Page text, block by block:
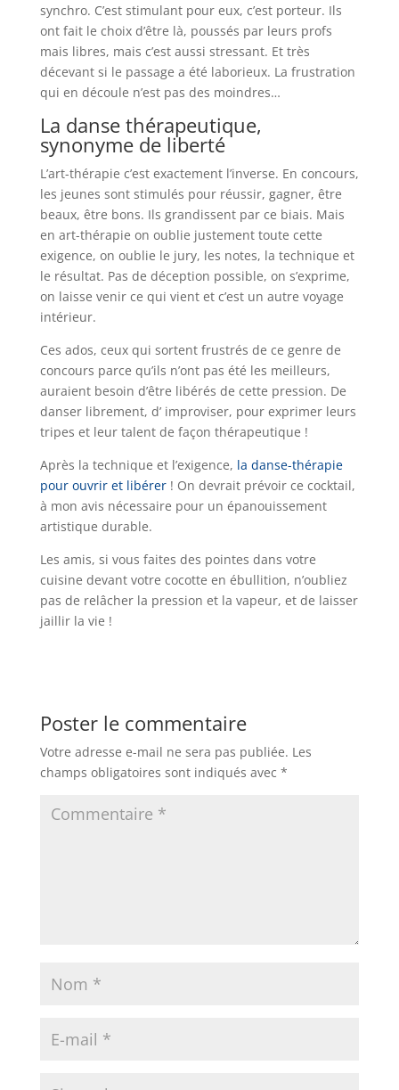
synchro. C’est stimulant pour eux, c’est porteur. Ils
ont fait le choix d’être là, poussés par leurs profs
mais libres, mais c’est aussi stressant. Et très
décevant si le passage a été laborieux. La frustration
qui en découle n’est pas des moindres…
La danse thérapeutique,
synonyme de liberté
L’art-thérapie c’est exactement l’inverse. En concours,
les jeunes sont stimulés pour réussir, gagner, être
beaux, être bons. Ils grandissent par ce biais. Mais
en art-thérapie on oublie justement toute cette
exigence, on oublie le jury, les notes, la technique et
le résultat. Pas de déception possible, on s’exprime,
on laisse venir ce qui vient et c’est un autre voyage
intérieur.
Ces ados, ceux qui sortent frustrés de ce genre de
concours parce qu’ils n’ont pas été les meilleurs,
auraient besoin d’être libérés de cette pression. De
danser librement, d’ improviser, pour exprimer leurs
tripes et leur talent de façon thérapeutique !
Après la technique et l’exigence, la danse-thérapie
pour ouvrir et libérer! On devrait prévoir ce cocktail,
à mon avis nécessaire pour un épanouissement
artistique durable.
Les amis, si vous faites des pointes dans votre
cuisine devant votre cocotte en ébullition, n’oubliez
pas de relâcher la pression et la vapeur, et de laisser
jaillir la vie !
Poster le commentaire
Votre adresse e-mail ne sera pas publiée. Les
champs obligatoires sont indiqués avec *